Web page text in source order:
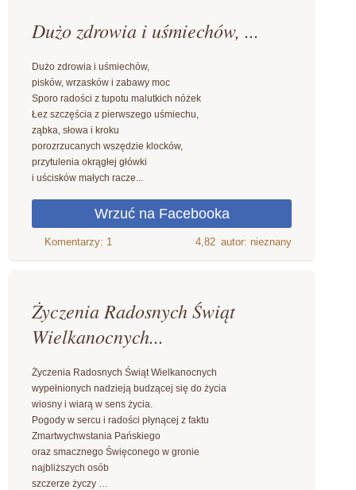
Dużo zdrowia i uśmiechów, ...
Dużo zdrowia i uśmiechów,
pisków, wrzasków i zabawy moc
Sporo radości z tupotu malutkich nóżek
Łez szczęścia z pierwszego uśmiechu,
ząbka, słowa i kroku
porozrzucanych wszędzie klocków,
przytulenia okrągłej główki
i uścisków małych racze...
4,82 autor: nieznany
Życzenia Radosnych Świąt
Wielkanocnych...
Życzenia Radosnych Świąt Wielkanocnych
wypełnionych nadzieją budzącej się do życia
wiosny i wiarą w sens życia.
Pogody w sercu i radości płynącej z faktu
Zmartwychwstania Pańskiego
oraz smacznego Święconego w gronie
najbliższych osób
szczerze życzy …